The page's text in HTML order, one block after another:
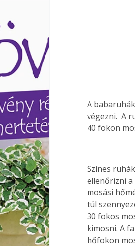
A
végezni.  A
40 fokon
Színes
ellenőrizni
mosási
túl
30 fokos
kimosni. A
hőfokon